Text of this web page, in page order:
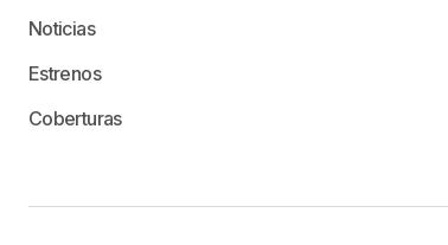
Noticias
Estrenos
Coberturas